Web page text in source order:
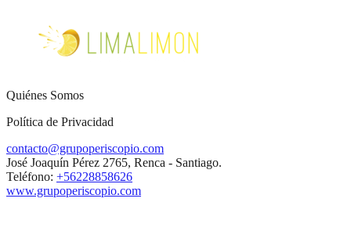
Quiénes Somos
Política de Privacidad
contacto@grupoperiscopio.com
José Joaquín Pérez 2765, Renca - Santiago.
Teléfono: +56228858626
www.grupoperiscopio.com